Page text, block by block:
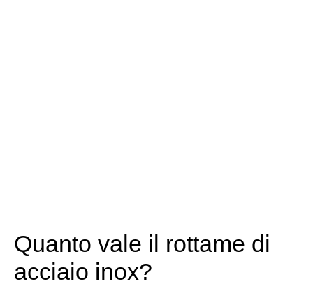
Quanto vale il rottame di
acciaio inox?